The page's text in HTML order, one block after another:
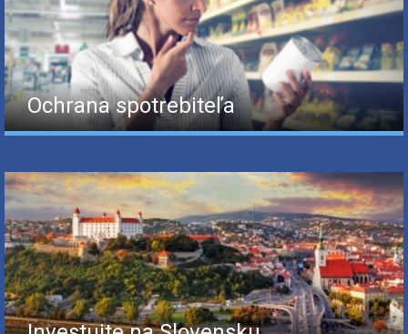
Ochrana spotrebiteľa